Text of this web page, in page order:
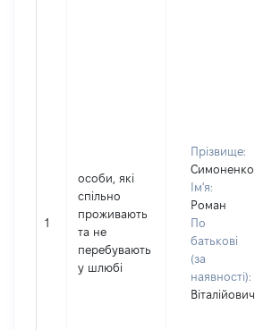
1
особи, які
спільно
проживають
та не
перебувають
у шлюбі
Прізвище:
Симоненко
Ім'я:
Роман
По
батькові
(за
наявності):
Віталійович